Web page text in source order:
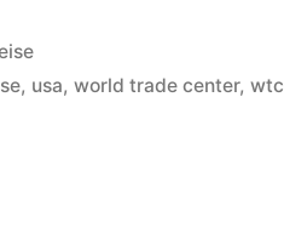
, usa,world trade center,wtc